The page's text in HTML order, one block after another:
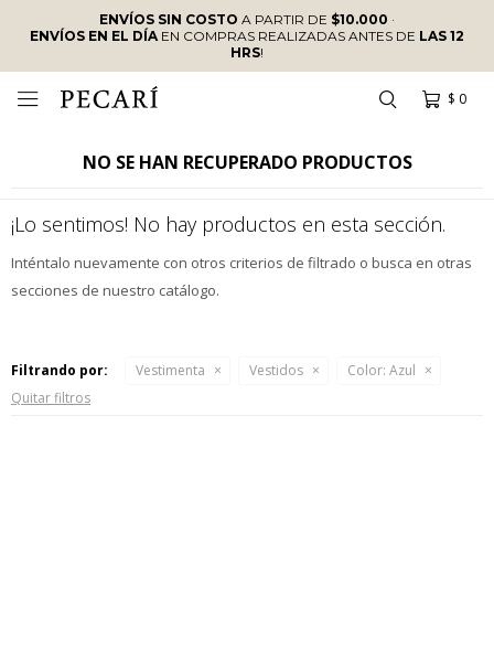
ENVÍOS SIN COSTO A PARTIR DE $10.000 ·
ENVÍOS EN EL DÍAEN COMPRAS REALIZADAS ANTES DE LAS 12
HRS!
$ 0

NO SE HAN RECUPERADO PRODUCTOS
¡Lo sentimos! No hay productos en esta sección.
Inténtalo nuevamente con otros criterios de filtrado o busca en otras
secciones de nuestro catálogo.
Filtrando por: Vestimenta Vestidos Color: Azul
Quitar filtros